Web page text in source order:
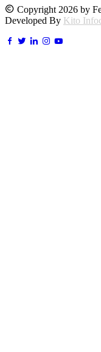
Copyright 2026 by
Developed By Kito